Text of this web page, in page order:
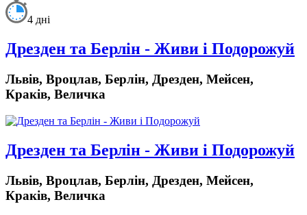
4 дні
Дрезден та Берлін - Живи і Подорожуй
Львів, Вроцлав, Берлін, Дрезден, Мейсен,
Краків, Величка
Дрезден та Берлін - Живи і Подорожуй
Львів, Вроцлав, Берлін, Дрезден, Мейсен,
Краків, Величка